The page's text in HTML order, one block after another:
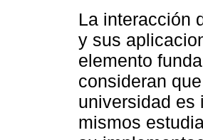
La interacción
y sus
elemento
consideran
universidad es
mismos